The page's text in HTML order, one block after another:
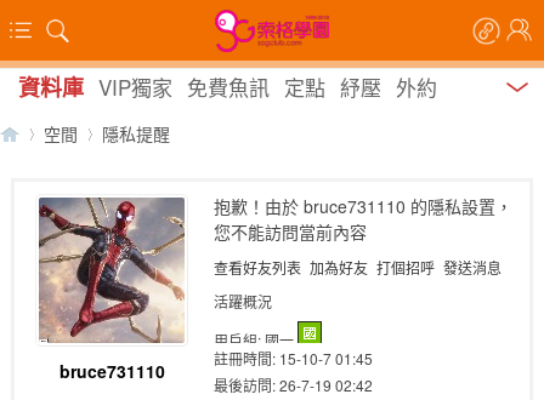
資料庫 VIP獨家 免費魚訊 定點 紓壓 外約
空間
›
隱私提醒
bruce731110
抱歉！由於 bruce731110 的隱私設置，
您不能訪問當前內容
查看好友列表 加為好友 打個招呼 發送消息
活躍概況
用戶組: 國一
註冊時間: 15-10-7 01:45
最後訪問: 26-7-19 02:42